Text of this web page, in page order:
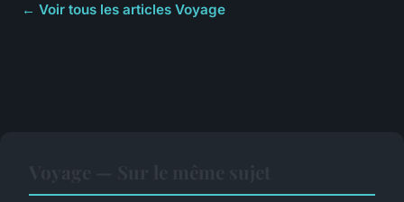
← Voir tous les articles Voyage